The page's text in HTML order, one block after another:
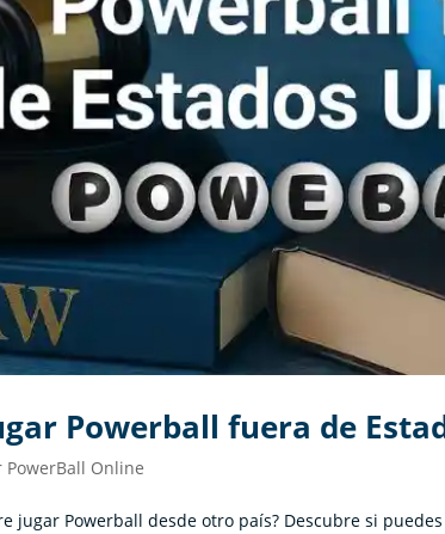
Powerball fuera de
PowerBall Online
jugar Powerball desde otro país? Descubre si